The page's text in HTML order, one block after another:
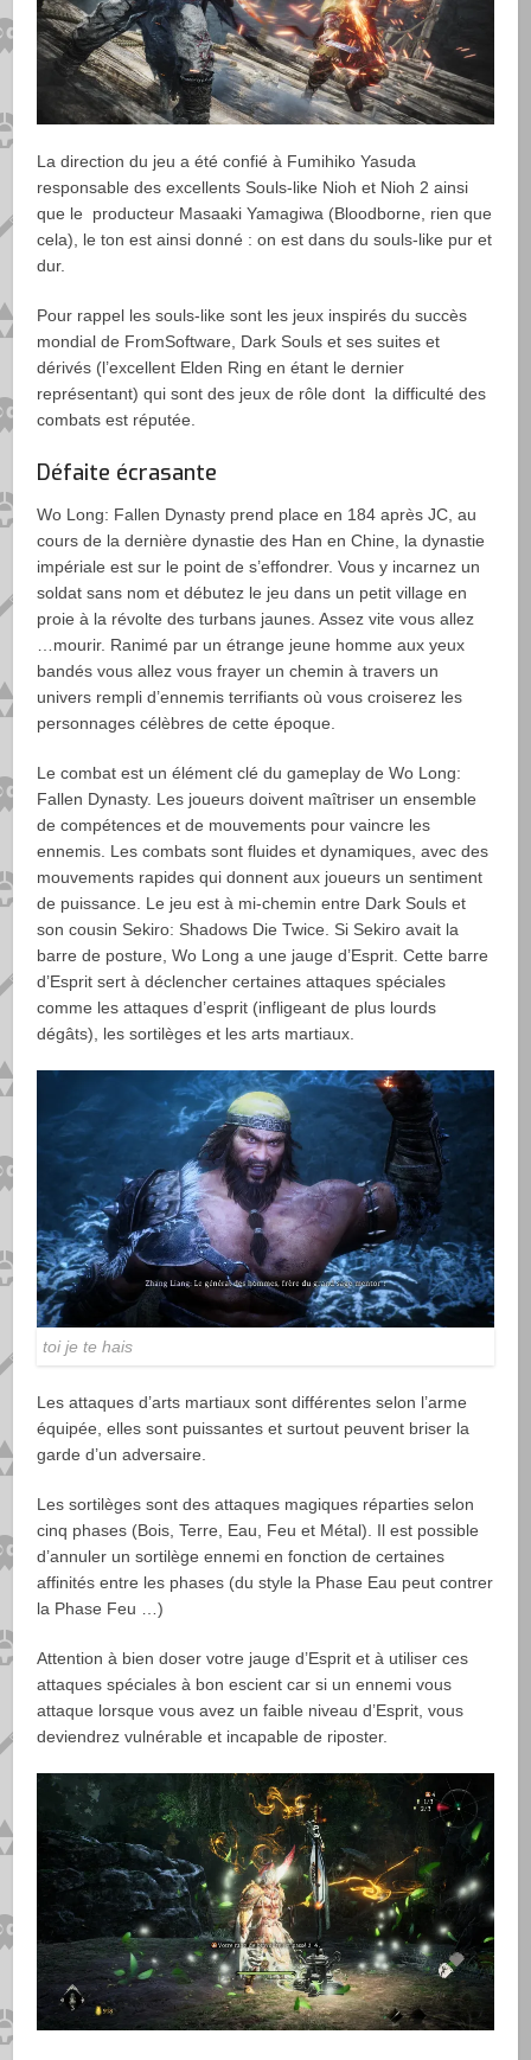
La direction du jeu a été confié à Fumihiko Yasuda
responsable des excellents Souls-like Nioh et Nioh 2 ainsi
que le producteur Masaaki Yamagiwa (Bloodborne, rien que
cela), le ton est ainsi donné : on est dans du souls-like pur et
dur.
Pour rappel les souls-like sont les jeux inspirés du succès
mondial de FromSoftware, Dark Souls et ses suites et
dérivés (l’excellent Elden Ring en étant le dernier
représentant) qui sont des jeux de rôle dont la difficulté des
combats est réputée.
Défaite écrasante
Wo Long: Fallen Dynasty prend place en 184 après JC, au
cours de la dernière dynastie des Han en Chine, la dynastie
impériale est sur le point de s’effondrer. Vous y incarnez un
soldat sans nom et débutez le jeu dans un petit village en
proie à la révolte des turbans jaunes. Assez vite vous allez
…mourir. Ranimé par un étrange jeune homme aux yeux
bandés vous allez vous frayer un chemin à travers un
univers rempli d’ennemis terrifiants où vous croiserez les
personnages célèbres de cette époque.
Le combat est un élément clé du gameplay de Wo Long:
Fallen Dynasty. Les joueurs doivent maîtriser un ensemble
de compétences et de mouvements pour vaincre les
ennemis. Les combats sont fluides et dynamiques, avec des
mouvements rapides qui donnent aux joueurs un sentiment
de puissance. Le jeu est à mi-chemin entre Dark Souls et
son cousin Sekiro: Shadows Die Twice. Si Sekiro avait la
barre de posture, Wo Long a une jauge d’Esprit. Cette barre
d’Esprit sert à déclencher certaines attaques spéciales
comme les attaques d’esprit (infligeant de plus lourds
dégâts), les sortilèges et les arts martiaux.
toi je te hais
Les attaques d’arts martiaux sont différentes selon l’arme
équipée, elles sont puissantes et surtout peuvent briser la
garde d’un adversaire.
Les sortilèges sont des attaques magiques réparties selon
cinq phases (Bois, Terre, Eau, Feu et Métal). Il est possible
d’annuler un sortilège ennemi en fonction de certaines
affinités entre les phases (du style la Phase Eau peut contrer
la Phase Feu …)
Attention à bien doser votre jauge d’Esprit et à utiliser ces
attaques spéciales à bon escient car si un ennemi vous
attaque lorsque vous avez un faible niveau d’Esprit, vous
deviendrez vulnérable et incapable de riposter.